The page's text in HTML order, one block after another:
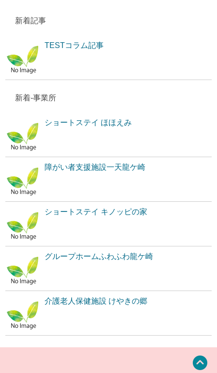
新着記事
TESTコラム記事
新着-事業所
ショートステイ ほほえみ
障がい者支援施設一天龍ケ崎
ショートステイ キノッピの家
グループホームふわふわ龍ケ崎
介護老人保健施設 けやきの郷